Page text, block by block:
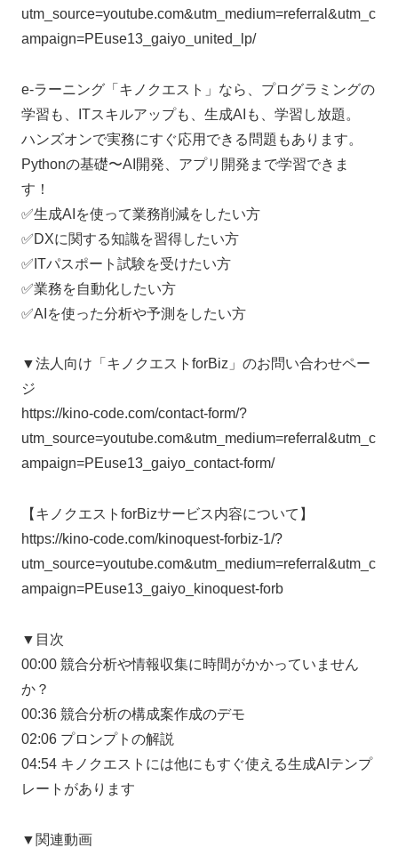
utm_source=youtube.com&utm_medium=referral&utm_c
ampaign=PEuse13_gaiyo_united_lp/
e-ラーニング「キノクエスト」なら、プログラミングの
学習も、ITスキルアップも、生成AIも、学習し放題。
ハンズオンで実務にすぐ応用できる問題もあります。
Pythonの基礎〜AI開発、アプリ開発まで学習できま
す！
✅生成AIを使って業務削減をしたい方
✅DXに関する知識を習得したい方
✅ITパスポート試験を受けたい方
✅業務を自動化したい方
✅AIを使った分析や予測をしたい方
▼法人向け「キノクエストforBiz」のお問い合わせペー
ジ
https://kino-code.com/contact-form/?
utm_source=youtube.com&utm_medium=referral&utm_c
ampaign=PEuse13_gaiyo_contact-form/
【キノクエストforBizサービス内容について】
https://kino-code.com/kinoquest-forbiz-1/?
utm_source=youtube.com&utm_medium=referral&utm_c
ampaign=PEuse13_gaiyo_kinoquest-forb
▼目次
00:00 競合分析や情報収集に時間がかかっていません
か？
00:36 競合分析の構成案作成のデモ
02:06 プロンプトの解説
04:54 キノクエストには他にもすぐ使える生成AIテンプ
レートがあります
▼関連動画